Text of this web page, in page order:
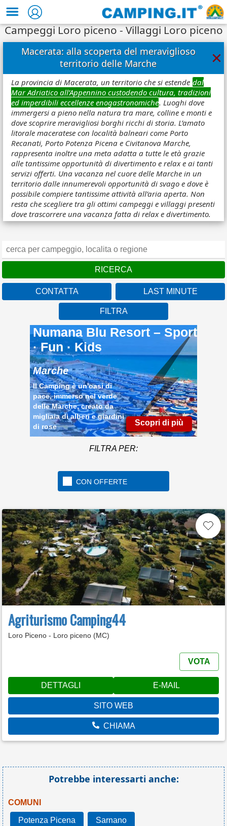
Campeggi Loro piceno - Villaggi Loro piceno
Macerata: alla scoperta del meraviglioso
territorio delle Marche
×
La provincia di Macerata, un territorio che si estende dal
Mar Adriatico all’Appennino custodendo cultura, tradizioni
ed imperdibili eccellenze enogastronomiche. Luoghi dove
immergersi a pieno nella natura tra mare, colline e monti e
dove scoprire meravigliosi borghi ricchi di storia. L’amato
litorale maceratese con località balneari come Porto
Recanati, Porto Potenza Picena e Civitanova Marche,
rappresenta inoltre una meta adatta a tutte le età grazie
alle tantissime opportunità di divertimento e relax e ai tanti
servizi offerti. Una vacanza nel cuore delle Marche in un
territorio dalle innumerevoli opportunità di svago e dove è
possibile compiere tantissime attività all’aria aperta. Non
resta che scegliere tra gli ottimi campeggi e villaggi presenti
dove trascorrere una vacanza fatta di relax e divertimento.
CONTATTA LAST MINUTE
FILTRA
Numana Blu Resort – Sport
· Fun · Kids
Marche
Il Camping è un'oasi di
pace, immerso nel verde
delle Marche, creato da
migliaia di alberi e giardini
di rose
Scopri di più
FILTRA PER:
CON OFFERTE
Agriturismo Camping44
Loro Piceno - Loro piceno (MC)
VOTA
DETTAGLI E-MAIL
SITO WEB
CHIAMA
Potrebbe interessarti anche:
COMUNI
Potenza Picena Sarnano